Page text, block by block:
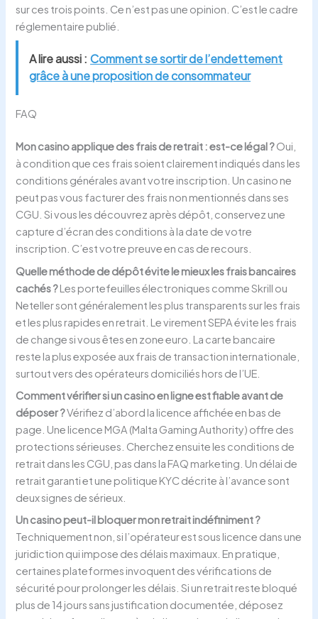
sur ces trois points. Ce n’est pas une opinion. C’est le cadre
réglementaire publié.
A lire aussi : Comment se sortir de l’endettement
grâce à une proposition de consommateur
FAQ
Mon casino applique des frais de retrait : est-ce légal ?Oui,
à condition que ces frais soient clairement indiqués dans les
conditions générales avant votre inscription. Un casino ne
peut pas vous facturer des frais non mentionnés dans ses
CGU. Si vous les découvrez après dépôt, conservez une
capture d’écran des conditions à la date de votre
inscription. C’est votre preuve en cas de recours.
Quelle méthode de dépôt évite le mieux les frais bancaires
cachés ?Les portefeuilles électroniques comme Skrill ou
Neteller sont généralement les plus transparents sur les frais
et les plus rapides en retrait. Le virement SEPA évite les frais
de change si vous êtes en zone euro. La carte bancaire
reste la plus exposée aux frais de transaction internationale,
surtout vers des opérateurs domiciliés hors de l’UE.
Comment vérifier si un casino en ligne est fiable avant de
déposer ?Vérifiez d’abord la licence affichée en bas de
page. Une licence MGA (Malta Gaming Authority) offre des
protections sérieuses. Cherchez ensuite les conditions de
retrait dans les CGU, pas dans la FAQ marketing. Un délai de
retrait garanti et une politique KYC décrite à l’avance sont
deux signes de sérieux.
Un casino peut-il bloquer mon retrait indéfiniment ?
Techniquement non, si l’opérateur est sous licence dans une
juridiction qui impose des délais maximaux. En pratique,
certaines plateformes invoquent des vérifications de
sécurité pour prolonger les délais. Si un retrait reste bloqué
plus de 14 jours sans justification documentée, déposez